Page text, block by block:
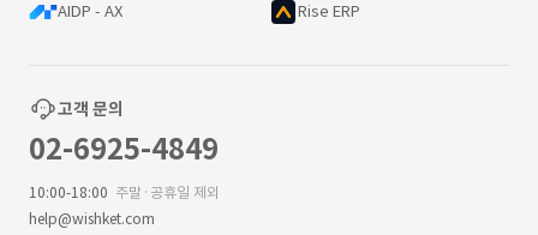
AIDP - AX Rise ERP
고객 문의
02-6925-4849
10:00-18:00 주말·공휴일 제외
help@wishket.com